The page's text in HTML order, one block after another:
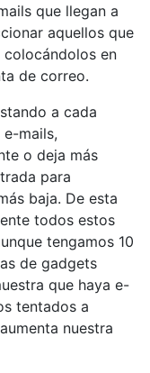
que llegan a
aquellos que
en
de correo.
a cada
mails,
o deja más
para
baja. De esta
todos estos
tengamos 10
de gadgets
que haya e-
tentados a
nuestra